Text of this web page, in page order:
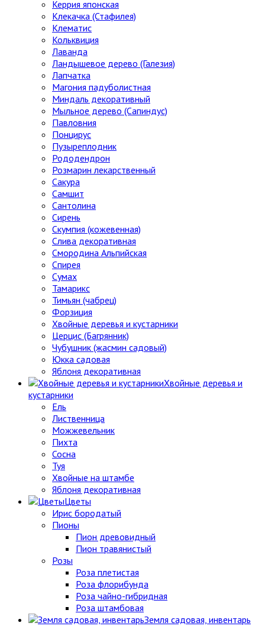
Керрия японская
Клекачка (Стафилея)
Клематис
Кольквиция
Лаванда
Ландышевое дерево (Галезия)
Лапчатка
Магония падуболистная
Миндаль декоративный
Мыльное дерево (Сапиндус)
Павловния
Понцирус
Пузыреплодник
Рододендрон
Розмарин лекарственный
Сакура
Самшит
Сантолина
Сирень
Скумпия (кожевенная)
Слива декоративная
Смородина Альпийская
Спирея
Сумах
Тамарикс
Тимьян (чабрец)
Форзиция
Хвойные деревья и кустарники
Церцис (Багрянник)
Чубушник (жасмин садовый)
Юкка садовая
Яблоня декоративная
Хвойные деревья и
кустарники
Ель
Лиственница
Можжевельник
Пихта
Сосна
Туя
Хвойные на штамбе
Яблоня декоративная
Цветы
Ирис бородатый
Пионы
Пион древовидный
Пион травянистый
Розы
Роза плетистая
Роза флорибунда
Роза чайно-гибридная
Роза штамбовая
Земля садовая, инвентарь